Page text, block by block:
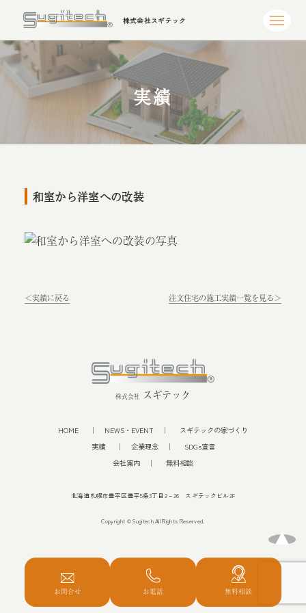
株式会社スギテック
お問合せ お電話 無料相談
実績
和室から洋室への改装
＜実績に戻る 注文住宅の施工実績一覧を見る＞
株式会社 スギテック
HOME NEWS・EVENT
スギテックの家づくり
実績
企業理念
SDGs宣言
会社案内
無料相談
北海道札幌市豊平区豊平5条3丁目2－26 スギテックビル2F
Copyright © Sugitech All Rights Reserved.